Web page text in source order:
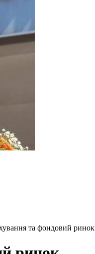
та фондовий ринок